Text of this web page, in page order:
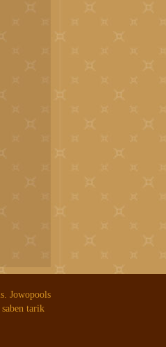
Jowopools
tarik